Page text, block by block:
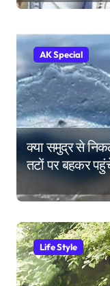
AK Special
क्या समुद्र से
तटों पर बहकर
Life Style